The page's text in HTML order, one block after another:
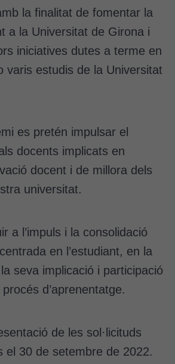
la finalitat de fomentar la
a la Universitat de Girona i
iniciatives dutes a terme en
varis estudis de la Universitat
es pretén impulsar el
docents implicats en
docent i de millora dels
universitat.
a l’impuls i la consolidació
en l’estudiant, en la
seva implicació i participació
d’aprenentatge.
de les sol·licituds
el 30 de setembre de 2022.